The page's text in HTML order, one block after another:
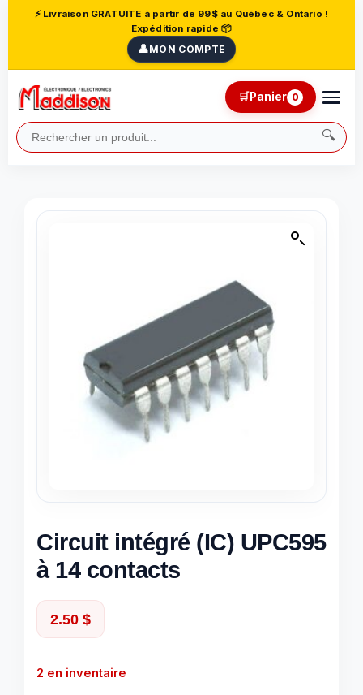
⚡ Livraison GRATUITE à partir de 99$ au Québec & Ontario !
Expédition rapide 📦
👤MON COMPTE
🔍
🛒Panier 0
Circuit intégré (IC) UPC595
à 14 contacts
2.50 $
2 en inventaire